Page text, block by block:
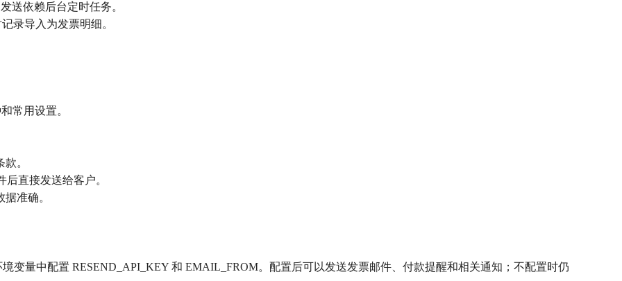
送依赖后台定时任务。
录导入为发票明细。
常用设置。
。
直接发送给客户。
准确。
变量中配置 RESEND_API_KEY 和 EMAIL_FROM。配置后可以发送发票邮件、付款提醒和相关通知；不配置时仍